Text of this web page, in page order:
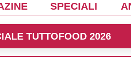
SPECIALI
TUTTOFOOD 2026